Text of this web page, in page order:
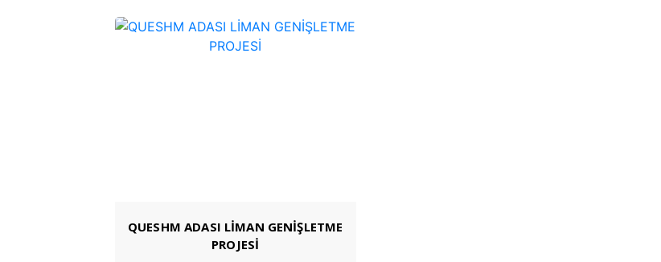
QUESHM ADASI LİMAN GENİŞLETME
PROJESİ